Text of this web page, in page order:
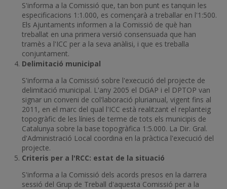
S'informa a la Comissió que, tan bon punt es tanquin les
especificacions 1:1.000, es començarà a treballar en l'1:500.
Els Ajuntaments informen a la Comissió de què han
treballat en una primera versió consensuada que han
tramès a l'ICC per a la seva anàlisi, i que es treballa
conjuntament.
Delimitació municipal
S'informa a la Comissió sobre l'execució del projecte de
delimitació municipal. L'any 2005 el DGAP i el DPTOP van
signar un conveni de col'laboració plurianual, vigent fins al
2011, en el marc del qual l'ICC està realitzant el replanteig
topogràfic de les línies de terme de tots els municipis de
Catalunya sobre la base topogràfica 1:5.000. La Dir. Gral.
d'Administració Local coordina en la pràctica l'execució del
projecte.
Criteris per a l'RCC: estat de la situació
S'informa a la Comissió dels acords presos en la darrera
sessió del Grup de Treball d'aquesta Comissió per a la